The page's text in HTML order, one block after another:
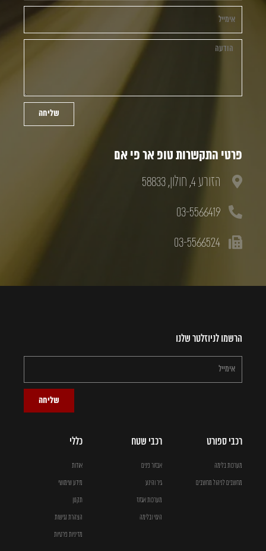
שליחה
פרטי התקשרות טופ אר פי אם
הזורע 4, חולון, 58833
03-5566419
03-5566524
הרשמו לניוזלטר שלנו
שליחה
רכבי ספורט
מערכות בלימה
מחשבים לניהול מחשבים
רכבי שטח
אבזור פנים
גיר והינע
מערכות אגזוז
היגוי ובלימה
כללי
אודות
מידע שימושי
תקנון
הצהרת נגישות
מדיניות פרטיות